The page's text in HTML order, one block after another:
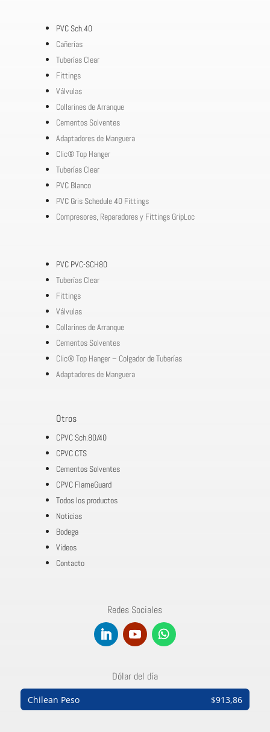
PVC Sch.40
Cañerías
Tuberías Clear
Fittings
Válvulas
Collarines de Arranque
Cementos Solventes
Adaptadores de Manguera
Clic® Top Hanger
Tuberías Clear
PVC Blanco
PVC Gris Schedule 40 Fittings
Compresores, Reparadores y Fittings GripLoc
PVC PVC-SCH80
Tuberías Clear
Fittings
Válvulas
Collarines de Arranque
Cementos Solventes
Clic® Top Hanger – Colgador de Tuberías
Adaptadores de Manguera
Otros
CPVC Sch.80/40
CPVC CTS
Cementos Solventes
CPVC FlameGuard
Todos los productos
Noticias
Bodega
Videos
Contacto
Redes Sociales
Dólar del día
Chilean Peso $913,86